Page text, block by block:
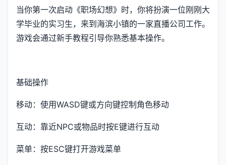
当你第一次启动《职场幻想》时，你将扮演一位刚刚大
学毕业的实习生，来到海滨小镇的一家直播公司工作。
游戏会通过新手教程引导你熟悉基本操作。
基础操作
移动：使用WASD键或方向键控制角色移动
互动：靠近NPC或物品时按E键进行互动
菜单：按ESC键打开游戏菜单